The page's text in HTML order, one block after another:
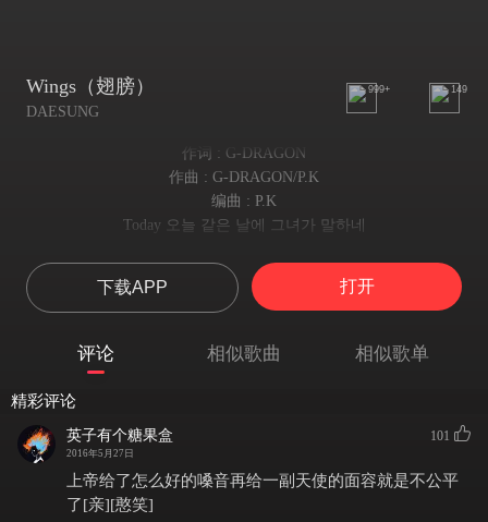
Wings（翅膀）
DAESUNG
999+ 149
作词 : G-DRAGON
作曲 : G-DRAGON/P.K
编曲 : P.K
Today 오늘 같은 날에 그녀가 말하네
헤어지자고 미안하다고 하필 기념일에
分手吧 对不起 偏偏在大好的纪念日
Today 많은 사람들 속에 움츠러들곤 해
Today 那么多的人在探头探脑打望 退缩了
난 고개를 떨군 채 피해 (이런 내가 싫어)
今天Okay 更大声地呼喊吧 Ye
会有更好的事情发生的
괜찮아 오늘 밤 만은 이렇게
下载APP 打开
评论 相似歌曲 相似歌单
精彩评论
英子有个糖果盒
2016年5月27日
101
上帝给了怎么好的嗓音再给一副天使的面容就是不公平
了[亲][憨笑]